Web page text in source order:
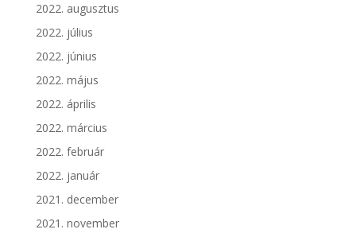
2022. augusztus
2022. július
2022. június
2022. május
2022. április
2022. március
2022. február
2022. január
2021. december
2021. november